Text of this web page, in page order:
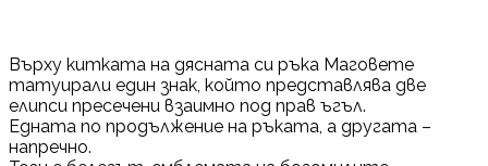
Върху китката на дясната си ръка Маговете
татуирали един знак, който представлява две
елипси пресечени взаимно под прав ъгъл.
Едната по продължение на ръката, а другата –
напречно.